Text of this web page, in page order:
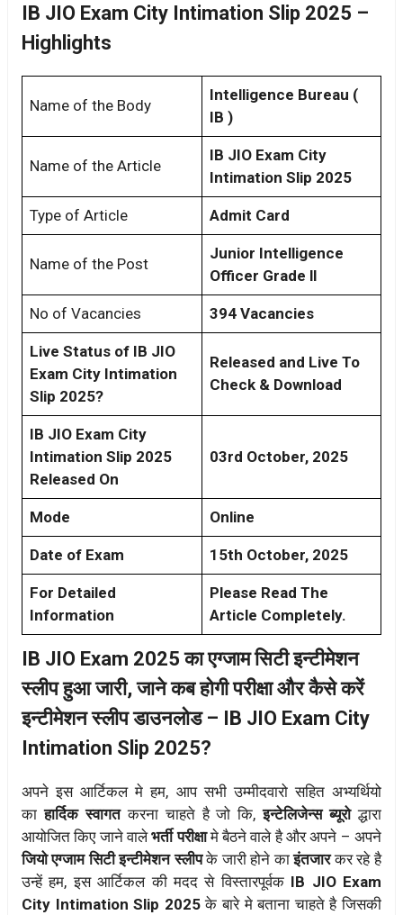
IB JIO Exam City Intimation Slip 2025 –
Highlights
Name of the Body
Intelligence Bureau (
IB )
Name of the Article
IB JIO Exam City
Intimation Slip 2025
Type of Article Admit Card
Name of the Post
Junior Intelligence
Officer Grade ll
No of Vacancies 394 Vacancies
Live Status of IB JIO
Exam City Intimation
Slip 2025?
Released and Live To
Check & Download
IB JIO Exam City
Intimation Slip 2025
Released On
03rd October, 2025
Mode Online
Date of Exam 15th October, 2025
For Detailed
Information
Please Read The
Article Completely.
IB JIO Exam 2025 का एग्जाम सिटी इन्टीमेशन
स्लीप हुआ जारी, जाने कब होगी परीक्षा और कैसे करें
इन्टीमेशन स्लीप डाउनलोड – IB JIO Exam City
Intimation Slip 2025?
अपने इस आर्टिकल मे हम, आप सभी उम्मीदवारो सहित अभ्यर्थियो
काहार्दिक स्वागतकरना चाहते है जो कि,इन्टेलिजेन्स ब्यूरोद्धारा
आयोजित किए जाने वालेभर्ती परीक्षामे बैठने वाले है और अपने – अपने
जियो एग्जाम सिटी इन्टीमेशन स्लीपके जारी होने काइंतजारकर रहे है
उन्हें हम, इस आर्टिकल की मदद से विस्तारपूर्वक IB JIO Exam
City Intimation Slip 2025के बारे मे बताना चाहते है जिसकी